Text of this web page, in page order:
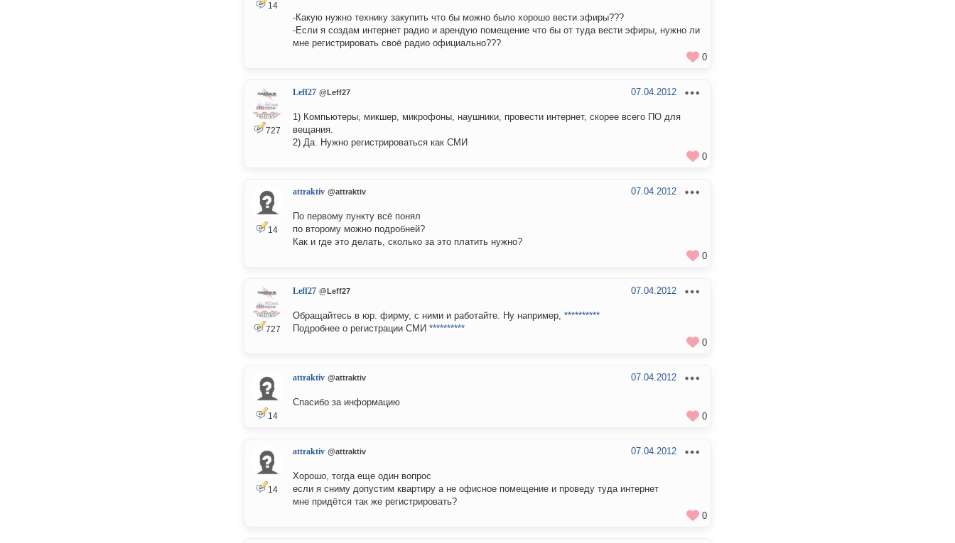
14
-Какую нужно технику закупить что бы можно было хорошо вести эфиры???
-Если я создам интернет радио и арендую помещение что бы от туда вести эфиры, нужно ли
мне регистрировать своё радио официально???
0
727
Leff27 @Leff27 07.04.2012
1) Компьютеры, микшер, микрофоны, наушники, провести интернет, скорее всего ПО для
вещания.
2) Да. Нужно регистрироваться как СМИ
0
14
attraktiv @attraktiv 07.04.2012
По первому пункту всё понял
по второму можно подробней?
Как и где это делать, сколько за это платить нужно?
0
727
Leff27 @Leff27 07.04.2012
Обращайтесь в юр. фирму, с ними и работайте. Ну например, **********
Подробнее о регистрации СМИ **********
0
14
attraktiv @attraktiv 07.04.2012
Спасибо за информацию
0
14
attraktiv @attraktiv 07.04.2012
Хорошо, тогда еще один вопрос
если я сниму допустим квартиру а не офисное помещение и проведу туда интернет
мне придётся так же регистрировать?
0